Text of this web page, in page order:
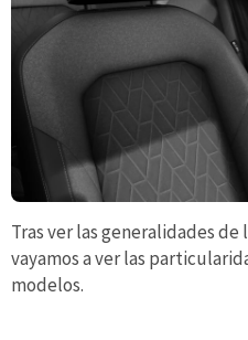
Tras ver las generalidades de
vayamos a ver las
modelos.